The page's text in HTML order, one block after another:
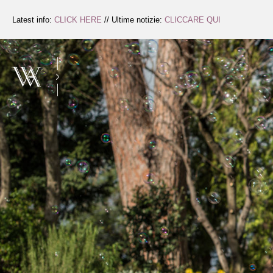
InhaltLatest info: CLICK HERE // Ultime notizie: CLICCARE QUI